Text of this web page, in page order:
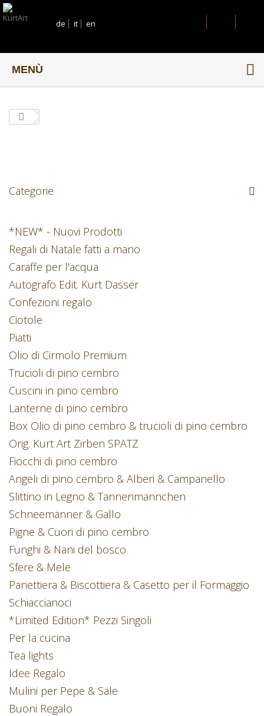
de it en
MENÙ
Categorie
*NEW* - Nuovi Prodotti
Regali di Natale fatti a mano
Caraffe per l'acqua
Autografo Edit. Kurt Dasser
Confezioni regalo
Ciotole
Piatti
Olio di Cirmolo Premium
Trucioli di pino cembro
Cuscini in pino cembro
Lanterne di pino cembro
Box Olio di pino cembro & trucioli di pino cembro
Orig. Kurt Art Zirben SPATZ
Fiocchi di pino cembro
Angeli di pino cembro & Alberi & Campanello
Slittino in Legno & Tannenmännchen
Schneemänner & Gallo
Pigne & Cuori di pino cembro
Funghi & Nani del bosco
Sfere & Mele
Panettiera & Biscottiera & Casetto per il Formaggio
Schiaccianoci
*Limited Edition* Pezzi Singoli
Per la cucina
Tea lights
Idee Regalo
Mulini per Pepe & Sale
Buoni Regalo